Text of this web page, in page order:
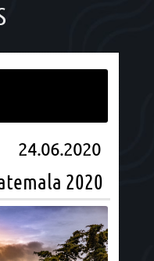
24.06.2020
2020